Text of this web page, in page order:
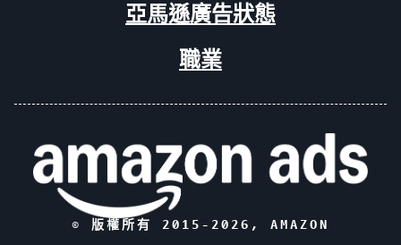
亞馬遜廣告狀態
職業
© 版權所有 2015- 2026 , AMAZON